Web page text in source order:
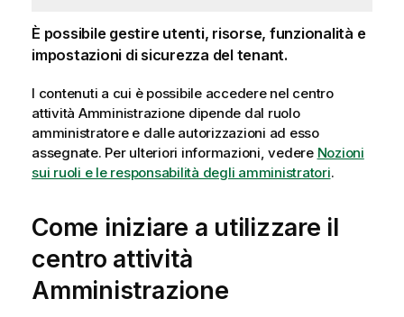
È possibile gestire utenti, risorse, funzionalità e
impostazioni di sicurezza del tenant.
I contenuti a cui è possibile accedere nel centro
attività Amministrazione dipende dal ruolo
amministratore e dalle autorizzazioni ad esso
assegnate. Per ulteriori informazioni, vedere Nozioni
sui ruoli e le responsabilità degli amministratori.
Come iniziare a utilizzare il
centro attività
Amministrazione